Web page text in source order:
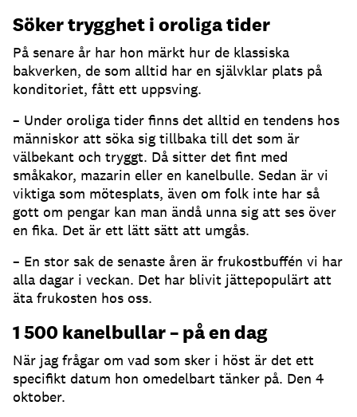
Söker trygghet i oroliga tider
På senare år har hon märkt hur de klassiska
bakverken, de som alltid har en självklar plats på
konditoriet, fått ett uppsving.
– Under oroliga tider finns det alltid en tendens hos
människor att söka sig tillbaka till det som är
välbekant och tryggt. Då sitter det fint med
småkakor, mazarin eller en kanelbulle. Sedan är vi
viktiga som mötesplats, även om folk inte har så
gott om pengar kan man ändå unna sig att ses över
en fika. Det är ett lätt sätt att umgås.
– En stor sak de senaste åren är frukostbuffén vi har
alla dagar i veckan. Det har blivit jättepopulärt att
äta frukosten hos oss.
1 500 kanelbullar – på en dag
När jag frågar om vad som sker i höst är det ett
specifikt datum hon omedelbart tänker på. Den 4
oktober.